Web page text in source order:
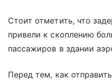
Стоит отметить, что
привели к скоплению
пассажиров в здании
Перед тем, как